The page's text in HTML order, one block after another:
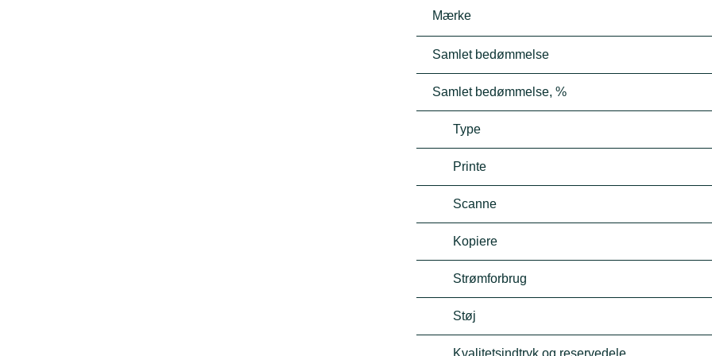
Mærke
Samlet bedømmelse
Samlet bedømmelse, %
Type
Printe
Scanne
Kopiere
Strømforbrug
Støj
Kvalitetsindtryk og reservedele